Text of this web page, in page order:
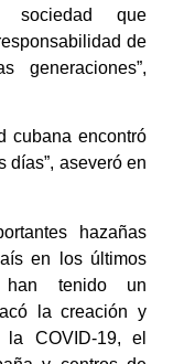
sociedad que
de
cubana encontró
días”, aseveró en
hazañas
en los últimos
tenido un
la creación y
COVID-19, el